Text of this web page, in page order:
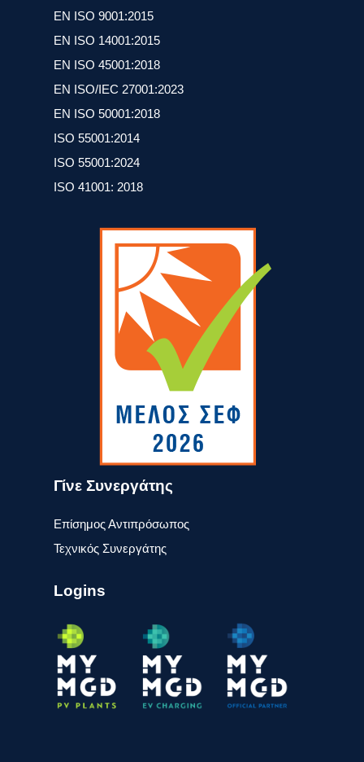
ΕΝ ISO 9001:2015
ΕΝ ISO 14001:2015
ΕΝ ISO 45001:2018
EN ISO/IEC 27001:2023
ΕΝ ISO 50001:2018
ISO 55001:2014
ISO 55001:2024
ISO 41001: 2018
Γίνε Συνεργάτης
Επίσημος Αντιπρόσωπος
Τεχνικός Συνεργάτης
Logins